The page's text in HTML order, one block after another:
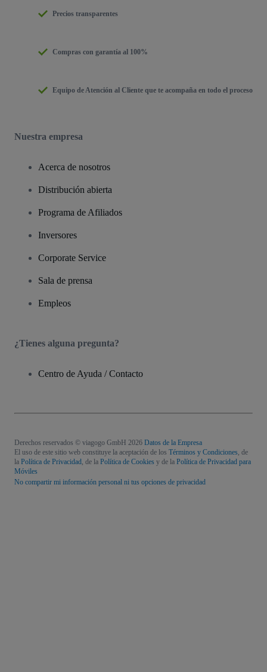
Precios transparentes
Compras con garantía al 100%
Equipo de Atención al Cliente que te acompaña en todo el proceso
Nuestra empresa
Acerca de nosotros
Distribución abierta
Programa de Afiliados
Inversores
Corporate Service
Sala de prensa
Empleos
¿Tienes alguna pregunta?
Centro de Ayuda / Contacto
Derechos reservados © viagogo GmbH 2026 Datos de la Empresa
El uso de este sitio web constituye la aceptación de los Términos y Condiciones , de
la Política de Privacidad , de la Política de Cookies y de la Política de Privacidad para
Móviles
No compartir mi información personal ni tus opciones de privacidad